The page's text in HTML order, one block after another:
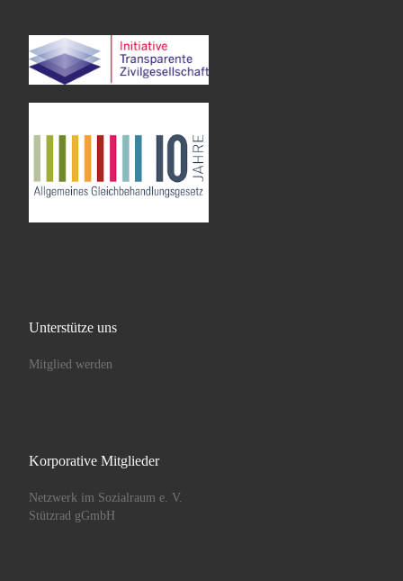
Unterstütze uns
Mitglied werden
Korporative Mitglieder
Netzwerk im Sozialraum e. V.
Stützrad gGmbH